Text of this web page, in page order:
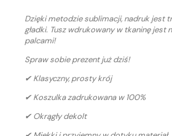
Dzięki metodzie sublimacji, nadruk jest
gładki. Tusz wdrukowany w tkaninę jest
palcami!
Spraw sobie prezent już dziś!
✔ Klasyczny, prosty krój
✔ Koszulka zadrukowana w 100%
✔ Okrągły dekolt